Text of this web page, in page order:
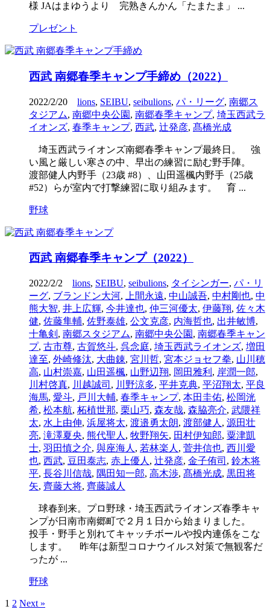
様 JAはまゆうより 完熟きんかん「たまたま」 ...
プレゼント
西武 南郷春季キャンプ手締め（2022）
2022/2/20 lions, SEIBU, seibulions, パ・リーグ, 南郷ス
タジアム, 南郷中央公園 , 南郷春季キャンプ, 埼玉西武ラ
イオンズ, 春季キャンプ, 西武, 辻発彦, 髙橋光成
埼玉西武ライオンズ南郷春季キャンプ最終日。 強
い風と厳しい寒さの中、早出の練習に励む野手陣。
渡部健人内野手（23歳 #8）、山田遥楓内野手（25歳
#52）らが室内で打撃練習に取り組みます。 育 ...
野球
西武 南郷春季キャンプ（2022）
2022/2/2 lions, SEIBU, seibulions, タイシンガー, パ・リ
ーグ, ブランドン大河, 上間永遠, 中山誠吾, 中村剛也, 中
熊大智, 井上広輝, 今井達也, 仲三河優太, 伊藤翔, 佐々木
健, 佐藤隼輔, 佐野泰雄, 公文克彦, 内海哲也, 出井敏博,
十亀剣 , 南郷スタジアム, 南郷中央公園 , 南郷春季キャン
プ, 古市尊, 古賀悠斗, 呉念庭, 埼玉西武ライオンズ, 増田
達至, 外崎修汰, 大曲錬, 宮川哲, 宮本ジョセフ拳, 山川穂
高, 山村崇嘉, 山田遥楓, 山野辺翔, 岡田雅利 , 岸潤一郎,
川村啓真, 川越誠司 , 川野涼多, 平井克典, 平沼翔太, 平良
海馬, 愛斗, 戸川大輔, 春季キャンプ, 本田圭佑, 松岡洸
希, 松本航, 柘植世那, 栗山巧, 森友哉, 森脇亮介, 武隈祥
太, 水上由伸, 浜屋将太, 渡邉勇太朗, 渡部健人 , 源田壮
亮, 滝澤夏央, 熊代聖人 , 牧野翔矢, 田村伊知郎, 粟津凱
士, 羽田慎之介, 與座海人 , 若林楽人 , 菅井信也, 西川愛
也, 西武, 豆田泰志, 赤上優人 , 辻発彦, 金子侑司 , 鈴木将
平, 長谷川信哉, 隅田知一郎, 高木渉, 髙橋光成, 黒田将
矢, 齊藤大将, 齊藤誠人
球春到来。プロ野球・埼玉西武ライオンズ春季キャ
ンプが日南市南郷町で２月１日から始まりました。
投手・野手と別れてキャッチボールや投内連係をこな
します。 昨年は新型コロナウイルス対策で無観客だ
ったが ...
野球
1 2 Next »